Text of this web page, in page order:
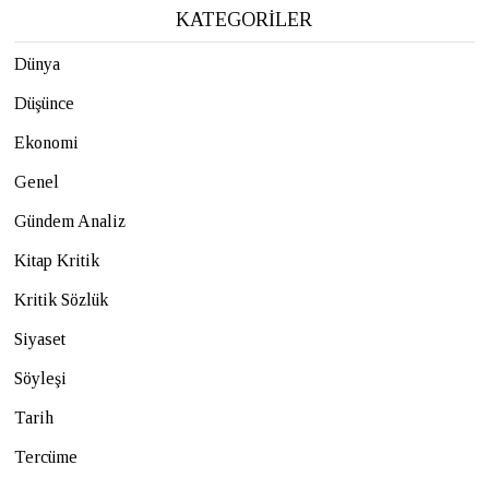
KATEGORİLER
Dünya
Düşünce
Ekonomi
Genel
Gündem Analiz
Kitap Kritik
Kritik Sözlük
Siyaset
Söyleşi
Tarih
Tercüme